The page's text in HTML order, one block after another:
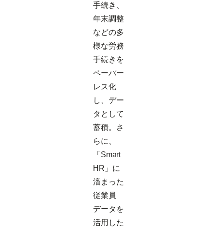
手続き、
年末調整
などの多
様な労務
手続きを
ペーパー
レス化
し、デー
タとして
蓄積。さ
らに、
「Smart
HR」に
溜まった
従業員
データを
活用した